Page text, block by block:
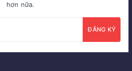
hơn nữa.
ĐĂNG KÝ